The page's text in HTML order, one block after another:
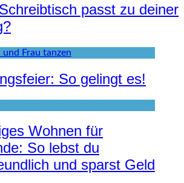
passt zu deiner
So gelingt es!
Wohnen für
So lebst du
und sparst Geld